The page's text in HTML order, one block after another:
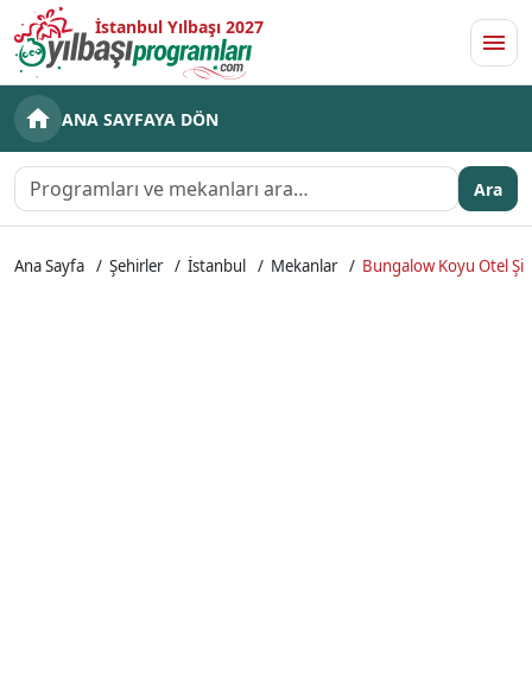
İstanbul Yılbaşı 2027
ANA SAYFAYA DÖN
Ara
Ana Sayfa Şehirler İstanbul Mekanlar Bungalow Koyu Otel